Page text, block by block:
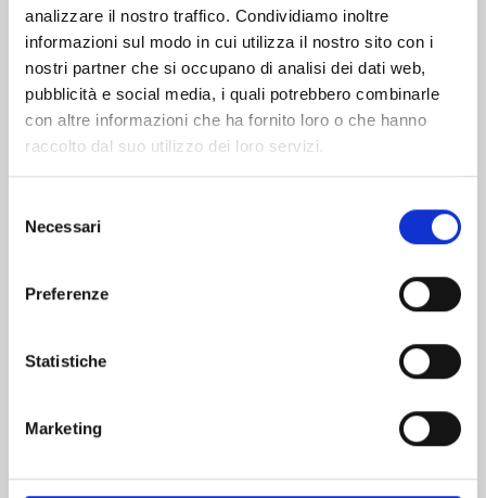
analizzare il nostro traffico. Condividiamo inoltre
informazioni sul modo in cui utilizza il nostro sito con i
nostri partner che si occupano di analisi dei dati web,
pubblicità e social media, i quali potrebbero combinarle
con altre informazioni che ha fornito loro o che hanno
raccolto dal suo utilizzo dei loro servizi.
delNecessari
Preferenze
Statistiche
Marketing